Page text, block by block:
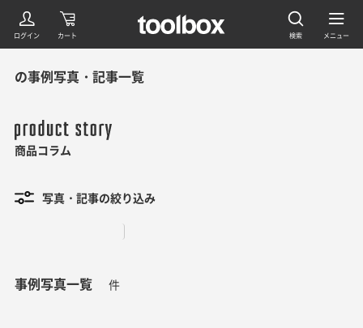
の事例写真・記事一覧
商品コラム
写真・記事の絞り込み
事例写真一覧 件